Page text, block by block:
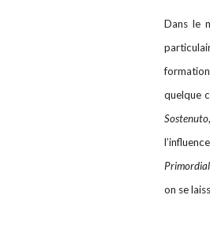
Dans le
quelque
Sostenuto
on se